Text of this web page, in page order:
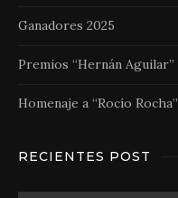
Ganadores 2025
Premios “Hernán Aguilar”
Homenaje a “Rocío Rocha”
RECIENTES POST